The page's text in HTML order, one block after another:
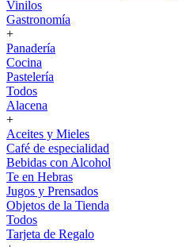
Vinilos
Gastronomía
+
Panadería
Cocina
Pastelería
Todos
Alacena
+
Aceites y Mieles
Café de especialidad
Bebidas con Alcohol
Te en Hebras
Jugos y Prensados
Objetos de la Tienda
Todos
Tarjeta de Regalo